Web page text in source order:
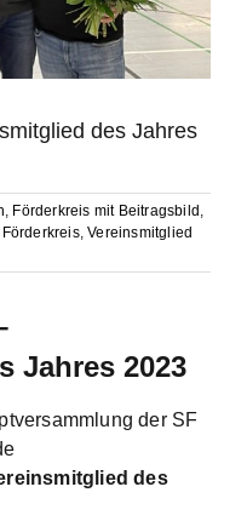
des Jahres
, Förderkreis mit Beitragsbild ,
Förderkreis,Vereinsmitglied
Jahres 2023
der SF
des